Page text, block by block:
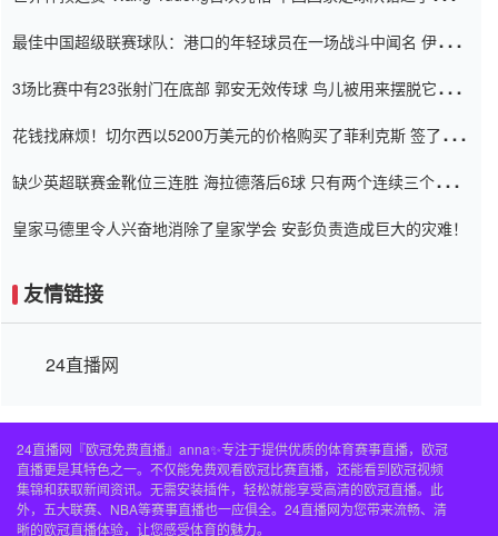
最佳中国超级联赛球队：港口的年轻球员在一场战斗中闻名 伊万放
3场比赛中有23张射门在底部 郭安无效传球 鸟儿被用来摆脱它
花钱找麻烦！切尔西以5200万美元的价格购买了菲利克斯 签了7年
缺少英超联赛金靴位三连胜 海拉德落后6球 只有两个连续三个连续
皇家马德里令人兴奋地消除了皇家学会 安彭负责造成巨大的灾难！
友情链接
24直播网
24直播网『欧冠免费直播』anna✨专注于提供优质的体育赛事直播，欧冠
直播更是其特色之一。不仅能免费观看欧冠比赛直播，还能看到欧冠视频
集锦和获取新闻资讯。无需安装插件，轻松就能享受高清的欧冠直播。此
外，五大联赛、NBA等赛事直播也一应俱全。24直播网为您带来流畅、清
晰的欧冠直播体验，让您感受体育的魅力。